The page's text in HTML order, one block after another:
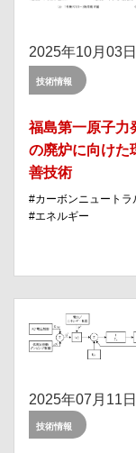
2025年10月03日
技術情報
福島第⼀原⼦⼒
の廃炉に向けた
善技術
カーボンニュートラ
エネルギー
2025年07月11日
技術情報